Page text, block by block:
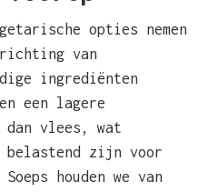
opties nemen
van
ingrediënten
een lagere
dan vlees, wat
belastend zijn voor
houden we van